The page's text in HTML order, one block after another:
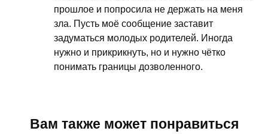
прошлое и попросила не держать на меня
зла. Пусть моё сообщение заставит
задуматься молодых родителей. Иногда
нужно и прикрикнуть, но и нужно чётко
понимать границы дозволенного.
Вам также может понравиться